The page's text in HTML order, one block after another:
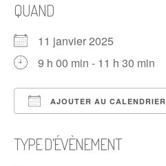
QUAND
11 janvier 2025
9 h 00 min - 11 h 30 min
AJOUTER AU CALENDRIER
TYPE D’ÉVÈNEMENT